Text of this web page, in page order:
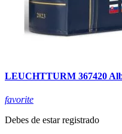
LEUCHTTURM 367420
favorite
Debes de estar registrado